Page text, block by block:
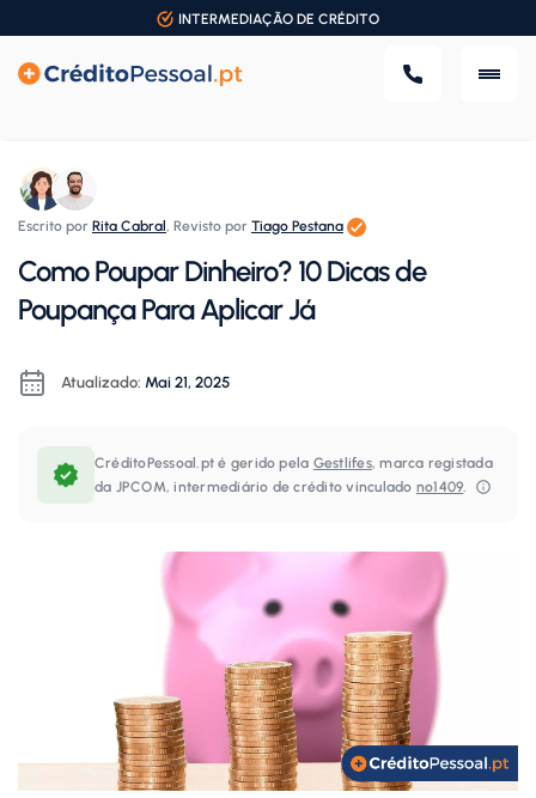
INTERMEDIAÇÃO DE CRÉDITO
Escrito por Rita Cabral , Revisto por Tiago Pestana
Como Poupar Dinheiro? 10 Dicas de
Poupança Para Aplicar Já
Atualizado: Mai 21, 2025
CréditoPessoal.pt é gerido pela Gestlifes, marca registada
da JPCOM, intermediário de crédito vinculado nº1409.⁠